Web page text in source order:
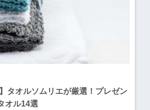
タオルソムリエが厳選！プレゼン
オル14選